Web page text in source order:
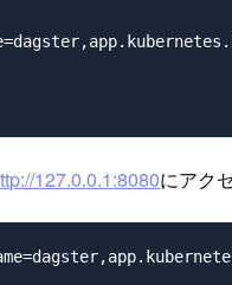
127.0.0.1:8080にアク